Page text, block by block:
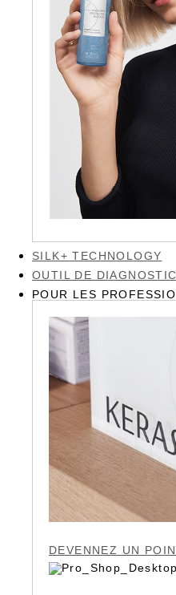
SILK+ TECHNOLOGY
OUTIL DE
POUR LES
DEVENNEZ UN